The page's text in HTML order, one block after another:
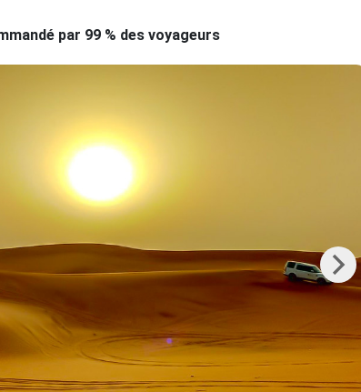
par 99 % des voyageurs
Next